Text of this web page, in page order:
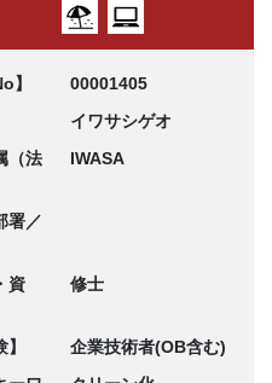
】
00001405
イワサシゲオ
（法
IWASA
署／
資
修士
企業技術者(OB含む)